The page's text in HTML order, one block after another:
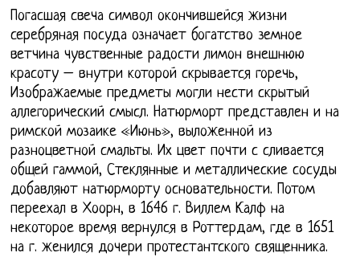
Погасшая свеча символ окончившейся жизни
серебряная посуда означает богатство земное
ветчина чувственные радости лимон внешнюю
красоту – внутри которой скрывается горечь,
Изображаемые предметы могли нести скрытый
аллегорический смысл. Натюрморт представлен и на
римской мозаике «Июнь», выложенной из
разноцветной смальты. Их цвет почти с сливается
общей гаммой, Стеклянные и металлические сосуды
добавляют натюрморту основательности. Потом
переехал в Хоорн, в 1646 г. Виллем Калф на
некоторое время вернулся в Роттердам, где в 1651
на г. женился дочери протестантского священника.